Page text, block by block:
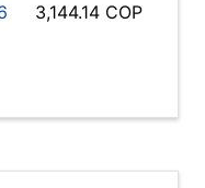
3,144.14 COP